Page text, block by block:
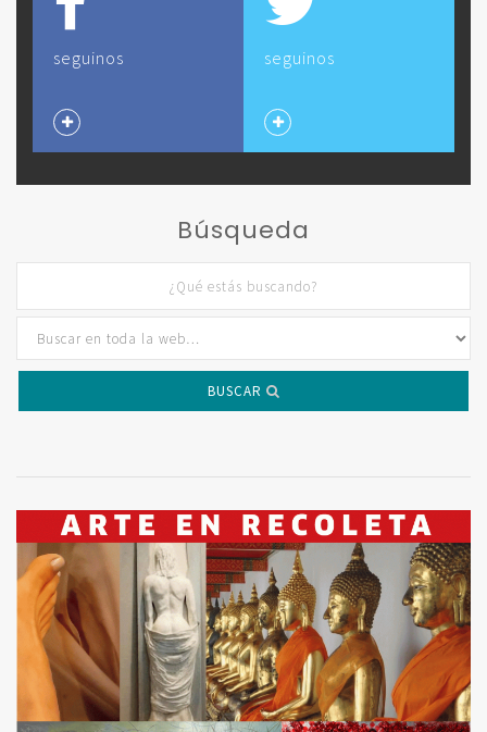
seguinos seguinos
Búsqueda
BUSCAR